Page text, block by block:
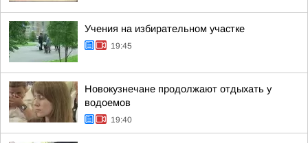
Учения на избирательном участке
19:45
Новокузнечане продолжают отдыхать у
водоемов
19:40